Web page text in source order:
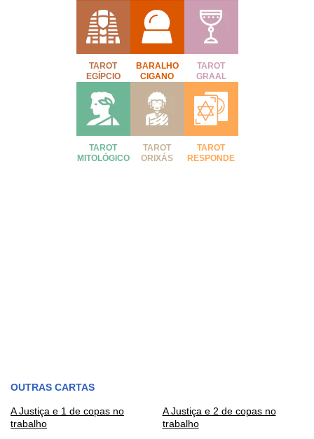
TAROT
EGÍPCIO
BARALHO
CIGANO
TAROT
GRAAL
TAROT
MITOLÓGICO
TAROT
ORIXÁS
TAROT
RESPONDE
OUTRAS CARTAS
A Justiça e 1 de copas no
trabalho
A Justiça e 2 de copas no
trabalho